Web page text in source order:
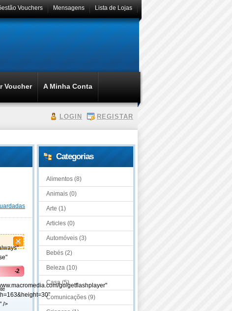
Lista de Lojas
Mensagens
Vouchers
Voucher A Minha Conta
LOGIN REGISTAR
go/getflashplayer"
/>
-2
Categorias
Alimentos (8)
Animais (0)
Arte (1)
Articles (0)
Automóveis (3)
Bebés (2)
Beleza (10)
Casa (5)
Comunicações (9)